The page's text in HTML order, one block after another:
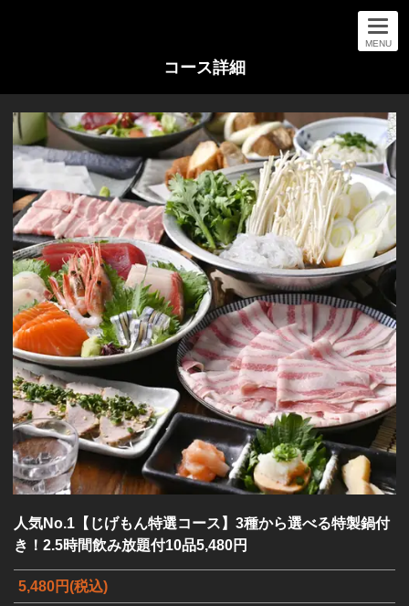
MENU
コース詳細
人気No.1【じげもん特選コース】3種から選べる特製鍋付
き！2.5時間飲み放題付10品5,480円
5,480円(税込)